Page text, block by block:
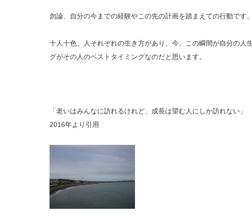
勿論、自分の今までの経験やこの先の計画を踏まえての行動です。
十人十色、人それぞれの生き方があり、今、この瞬間が自分の
グがその人のベストタイミングなのだと思います。
「老いはみんなに訪れるけれど、成長は望む人にしか訪れない
2016年より引用